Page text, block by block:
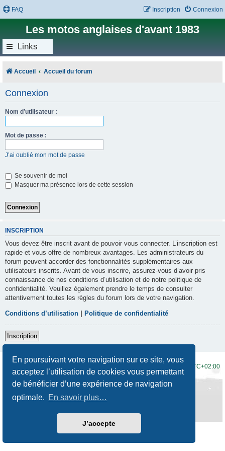
En poursuivant votre navigation sur ce site, vous
acceptez l’utilisation de cookies vous permettant
de bénéficier d’une expérience de navigation
optimale. En savoir plus…
J’accepte
FAQ Connexion
Inscription
Les motos anglaises d'avant 1983
Links
Accueil Accueil du forum
Connexion
Nom d’utilisateur :
Mot de passe :
J’ai oublié mon mot de passe
Se souvenir de moi
Masquer ma présence lors de cette session
INSCRIPTION
Vous devez être inscrit avant de pouvoir vous connecter. L’inscription est
rapide et vous offre de nombreux avantages. Les administrateurs du
forum peuvent accorder des fonctionnalités supplémentaires aux
utilisateurs inscrits. Avant de vous inscrire, assurez-vous d’avoir pris
connaissance de nos conditions d’utilisation et de notre politique de
confidentialité. Veuillez également prendre le temps de consulter
attentivement toutes les règles du forum lors de votre navigation.
Conditions d’utilisation Politique de confidentialité
Inscription
UTC+02:00
Développé par phpBB® Forum Software © phpBB Limited
Traduction française officielle
Prosilver New Edition
Confidentialité|Conditions